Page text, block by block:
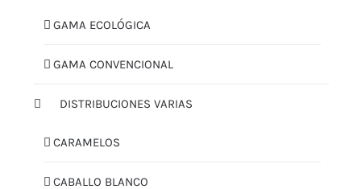
GAMA ECOLÓGICA
GAMA CONVENCIONAL
DISTRIBUCIONES VARIAS
CARAMELOS
CABALLO BLANCO